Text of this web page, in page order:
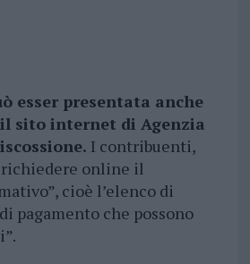
esser presentata anche
sito internet di Agenzia
I contribuenti,
online il
cioè l’elenco di
pagamento che possono